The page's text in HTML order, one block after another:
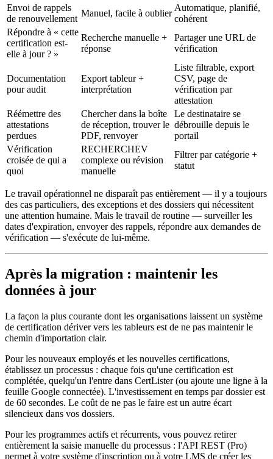
Envoi de rappels
de renouvellement
Manuel, facile à oublier
Automatique, planifié,
cohérent
Répondre à « cette
certification est-
elle à jour ? »
Recherche manuelle +
réponse
Partager une URL de
vérification
Documentation
pour audit
Export tableur +
interprétation
Liste filtrable, export
CSV, page de
vérification par
attestation
Réémettre des
attestations
perdues
Chercher dans la boîte
de réception, trouver le
PDF, renvoyer
Le destinataire se
débrouille depuis le
portail
Vérification
croisée de qui a
quoi
RECHERCHEV
complexe ou révision
manuelle
Filtrer par catégorie +
statut
Le travail opérationnel ne disparaît pas entièrement — il y a toujours
des cas particuliers, des exceptions et des dossiers qui nécessitent
une attention humaine. Mais le travail de routine — surveiller les
dates d'expiration, envoyer des rappels, répondre aux demandes de
vérification — s'exécute de lui-même.
Après la migration : maintenir les
données à jour
La façon la plus courante dont les organisations laissent un système
de certification dériver vers les tableurs est de ne pas maintenir le
chemin d'importation clair.
Pour les nouveaux employés et les nouvelles certifications,
établissez un processus : chaque fois qu'une certification est
complétée, quelqu'un l'entre dans CertLister (ou ajoute une ligne à la
feuille Google connectée). L'investissement en temps par dossier est
de 60 secondes. Le coût de ne pas le faire est un autre écart
silencieux dans vos dossiers.
Pour les programmes actifs et récurrents, vous pouvez retirer
entièrement la saisie manuelle du processus : l'API REST (Pro)
permet à votre système d'inscription ou à votre LMS de créer les